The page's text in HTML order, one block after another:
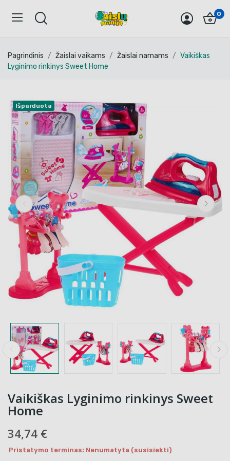
0
Pagrindinis Žaislai vaikams Žaislai namams
Vaikiškas
Lyginimo rinkinys Sweet Home
Išparduota
Vaikiškas Lyginimo rinkinys Sweet
Home
34,74 €
Pristatymo terminas: Nenumatyta (susisiekti)